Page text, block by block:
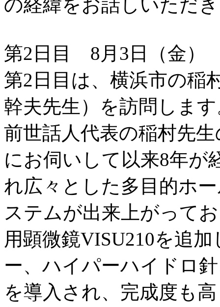
の経緯をお話しいただ
第2日目 8月3日（金）
第2日目は、横浜市の
幹夫先生）を訪問しま
前世話人代表の稲村先
にお伺いして以来8年が
れ広々とした多目的ホ
ステムが出来上がって
用顕微鏡VISU210を追
ー、ハイパーハイドロ
を導入され、完成度も